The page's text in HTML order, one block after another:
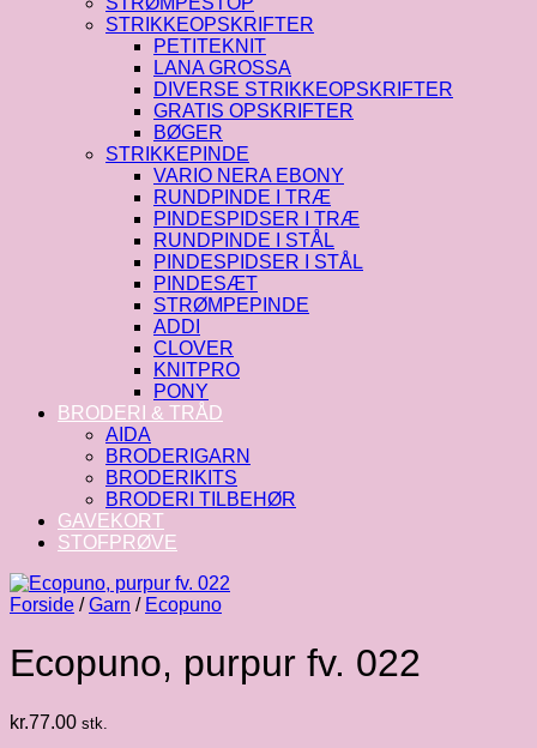
STRIKKEOPSKRIFTER
PETITEKNIT
LANA GROSSA
DIVERSE STRIKKEOPSKRIFTER
GRATIS OPSKRIFTER
BØGER
STRIKKEPINDE
VARIO NERA EBONY
RUNDPINDE I TRÆ
PINDESPIDSER I TRÆ
RUNDPINDE I STÅL
PINDESPIDSER I STÅL
PINDESÆT
STRØMPEPINDE
ADDI
CLOVER
KNITPRO
PONY
BRODERI & TRÅD
AIDA
BRODERIGARN
BRODERIKITS
BRODERI TILBEHØR
GAVEKORT
STOFPRØVE
Forside / Garn / Ecopuno
Ecopuno, purpur fv. 022
kr.77.00 stk.